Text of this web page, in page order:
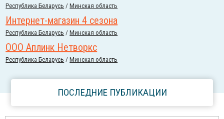
Республика Беларусь /Минская область
Интернет-магазин 4 сезона
Республика Беларусь /Минская область
ООО Аплинк Нетворкс
Республика Беларусь /Минская область
ПОСЛЕДНИЕ ПУБЛИКАЦИИ